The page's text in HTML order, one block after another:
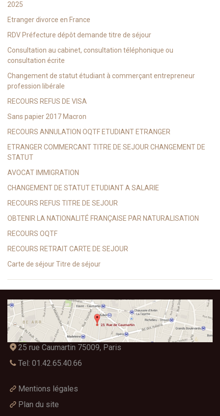
2025
Etranger divorce en France
RDV Préfecture dépôt demande titre de séjour
Consultation au cabinet, consultation téléphonique ou
consultation écrite
Changement de statut étudiant à commerçant entrepreneur
profession libérale
RECOURS REFUS DE VISA
Sans papier 2017 Macron
RECOURS ANNULATION OQTF ETUDIANT ETRANGER
ETRANGER COMMERCANT TITRE DE SEJOUR CHANGEMENT DE
STATUT
AVOCAT IMMIGRATION
CHANGEMENT DE STATUT ETUDIANT A SALARIE
RECOURS REFUS TITRE DE SEJOUR
OBTENIR LA NATIONALITÉ FRANÇAISE PAR NATURALISATION
RECOURS OQTF
RECOURS RETRAIT CARTE DE SEJOUR
Carte de séjour Titre de séjour
25 rue Caumartin 75009, Paris
Tel: 01.42.65.40.66
Mentions légales
Plan du site